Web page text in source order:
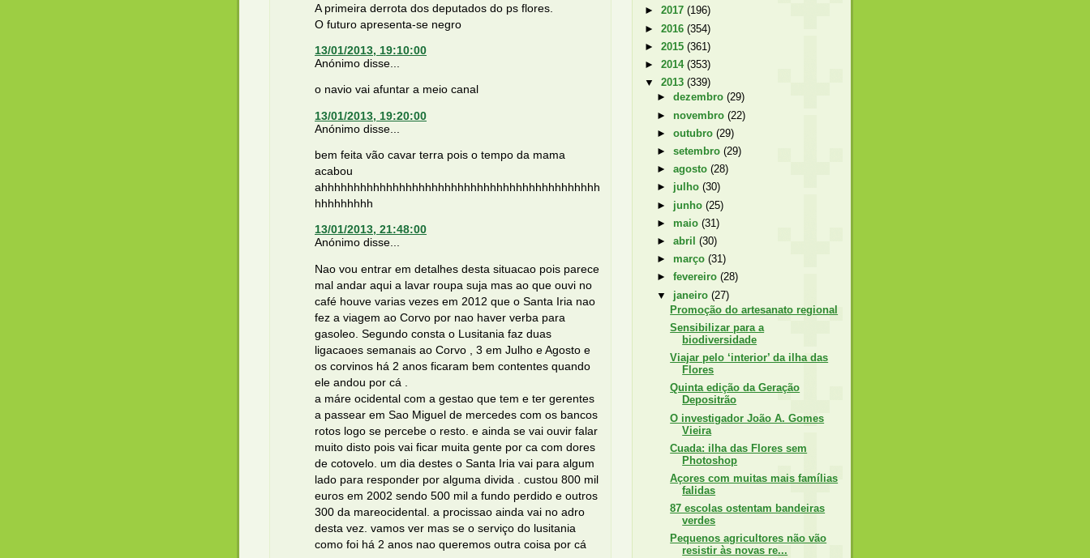
A primeira derrota dos deputados do ps flores.
O futuro apresenta-se negro
13/01/2013, 19:10:00
Anónimo disse...
o navio vai afuntar a meio canal
13/01/2013, 19:20:00
Anónimo disse...
bem feita vão cavar terra pois o tempo da mama
acabou
ahhhhhhhhhhhhhhhhhhhhhhhhhhhhhhhhhhhhhhhhhhh
hhhhhhhhh
13/01/2013, 21:48:00
Anónimo disse...
Nao vou entrar em detalhes desta situacao pois parece
mal andar aqui a lavar roupa suja mas ao que ouvi no
café houve varias vezes em 2012 que o Santa Iria nao
fez a viagem ao Corvo por nao haver verba para
gasoleo. Segundo consta o Lusitania faz duas
ligacaoes semanais ao Corvo , 3 em Julho e Agosto e
os corvinos há 2 anos ficaram bem contentes quando
ele andou por cá .
a máre ocidental com a gestao que tem e ter gerentes
a passear em Sao Miguel de mercedes com os bancos
rotos logo se percebe o resto. e ainda se vai ouvir falar
muito disto pois vai ficar muita gente por ca com dores
de cotovelo. um dia destes o Santa Iria vai para algum
lado para responder por alguma divida . custou 800 mil
euros em 2002 sendo 500 mil a fundo perdido e outros
300 da mareocidental. a procissao ainda vai no adro
desta vez. vamos ver mas se o serviço do lusitania
como foi há 2 anos nao queremos outra coisa por cá
► 2017 (196)
► 2016 (354)
► 2015 (361)
► 2014 (353)
▼ 2013 (339)
►dezembro(29)
► novembro(22)
►outubro(29)
►setembro(29)
►agosto(28)
► julho(30)
► junho(25)
► maio(31)
►abril(30)
► março(31)
►fevereiro(28)
▼ janeiro(27)
Promoção do artesanato regional
Sensibilizar para a
biodiversidade
Viajar pelo ‘interior’ da ilha das
Flores
Quinta edição da Geração
Depositrão
O investigador João A. Gomes
Vieira
Cuada: ilha das Flores sem
Photoshop
Açores com muitas mais famílias
falidas
87 escolas ostentam bandeiras
verdes
Pequenos agricultores não vão
resistir às novas re...